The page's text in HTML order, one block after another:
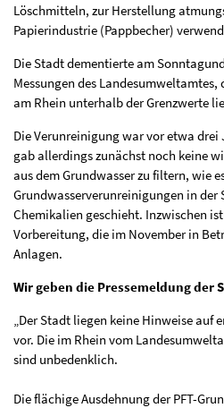
Löschmitteln, zur Herstellung
Papierindustrie (Pappbecher)
Die Stadt dementierte am
Messungen des Landesumweltamtes,
am Rhein unterhalb der Grenzwerte
Die Verunreinigung war vor etwa drei
gab allerdings zunächst noch keine
aus dem Grundwasser zu filtern, wie
Grundwasserverunreinigungen in der
Chemikalien geschieht. Inzwischen
Vorbereitung, die im November in
Anlagen.
Wir geben die Pressemeldung der
„Der Stadt liegen keine Hinweise auf
vor. Die im Rhein vom
sind unbedenklich.
Die flächige Ausdehnung der PFT-